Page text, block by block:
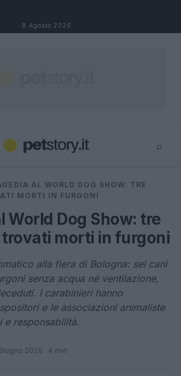
8 Agosto 2026
⌕
⌕
AL WORLD DOG SHOW: TRE
MORTI IN FURGONI
World Dog Show: tre
morti in furgoni
alla fiera di Bologna: sei cani
senza acqua né ventilazione,
I carabinieri hanno
e le associazioni animaliste
e responsabilità.
2026 · 4 min